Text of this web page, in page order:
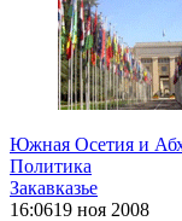
Южная Осетия и
Политика
Закавказье
16:0619 ноя 2008